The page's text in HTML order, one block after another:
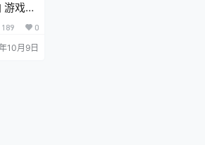
戏壁
189
0
10月9日